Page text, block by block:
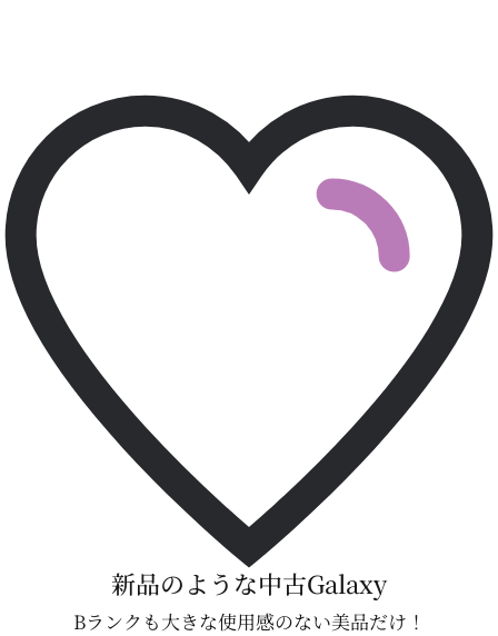
新品のような中古Galaxy
Bランクも大きな使用感のない美品だけ！